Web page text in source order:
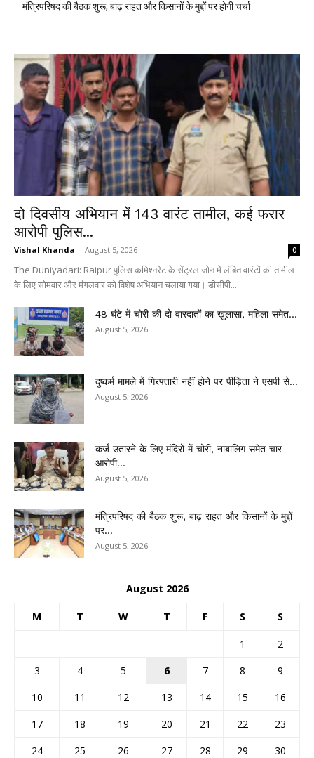
मंत्रिपरिषद की बैठक शुरू, बाढ़ राहत और किसानों के मुद्दों पर होगी चर्चा
दो दिवसीय अभियान में 143 वारंट तामील, कई फरार
आरोपी पुलिस...
Vishal Khanda - August 5, 2026 0
The Duniyadari: Raipur पुलिस कमिश्नरेट के सेंट्रल जोन में लंबित वारंटों की तामील
के लिए सोमवार और मंगलवार को विशेष अभियान चलाया गया। डीसीपी...
48 घंटे में चोरी की दो वारदातों का खुलासा, महिला समेत...
August 5, 2026
दुष्कर्म मामले में गिरफ्तारी नहीं होने पर पीड़िता ने एसपी से...
August 5, 2026
कर्ज उतारने के लिए मंदिरों में चोरी, नाबालिग समेत चार
आरोपी...
August 5, 2026
मंत्रिपरिषद की बैठक शुरू, बाढ़ राहत और किसानों के मुद्दों
पर...
August 5, 2026
August 2026
M T W T F S S
1
2
3
4 5 6 7 8
9
10
11 12 13 14 15
16
17
18 19 20 21 22
23
24
25 26 27 28 29
30